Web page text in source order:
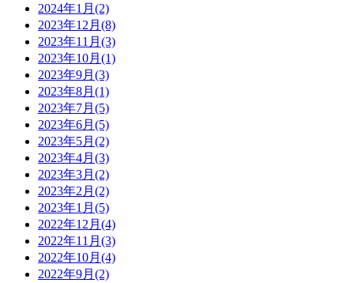
2024年1月(2)
2023年12月(8)
2023年11月(3)
2023年10月(1)
2023年9月(3)
2023年8月(1)
2023年7月(5)
2023年6月(5)
2023年5月(2)
2023年4月(3)
2023年3月(2)
2023年2月(2)
2023年1月(5)
2022年12月(4)
2022年11月(3)
2022年10月(4)
2022年9月(2)